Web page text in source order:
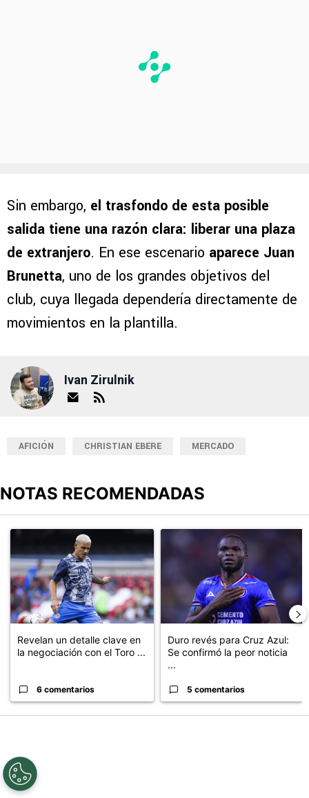
Sin embargo, el trasfondo de esta posible
salida tiene una razón clara: liberar una plaza
de extranjero. En ese escenario aparece Juan
Brunetta, uno de los grandes objetivos del
club, cuya llegada dependería directamente de
movimientos en la plantilla.
Ivan Zirulnik
AFICIÓN CHRISTIAN EBERE MERCADO
NOTAS RECOMENDADAS
PUBLICIDAD
Un artículo de tendencia con el título "Revelan un detalle clave
Revelan un detalle clave en
la negociación con el Toro ...
6 comentarios
Un artículo de tendencia con
Duro revés para Cruz Azul:
Se confirmó la peor noticia
...
5 comentarios